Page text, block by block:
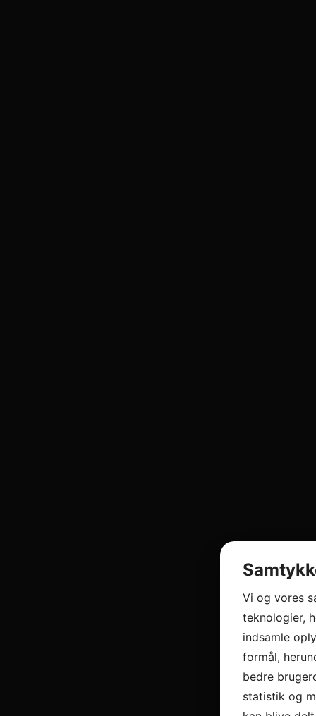
Vi og vores
teknologier,
indsamle
formål,
bedre
statistik og